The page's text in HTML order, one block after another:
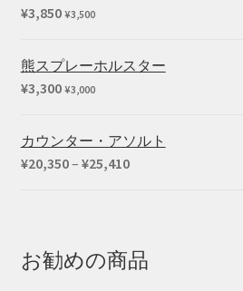
¥3,850 ¥3,500
熊スプレーホルスター
¥3,300 ¥3,000
カウンター・アソルト
¥20,350– ¥25,410価
–
¥25,410
お勧めの商品